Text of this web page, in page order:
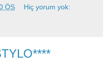
ÖS Hiç yorum yok: